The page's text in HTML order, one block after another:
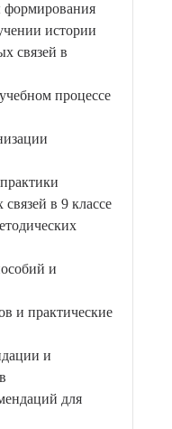
формирования
истории
связей в
процессе
в 9 классе
и
и практические
и
для